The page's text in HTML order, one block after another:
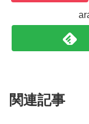
関連記事